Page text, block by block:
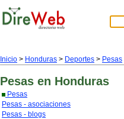
Inicio > Honduras > Deportes > Pesas
Pesas en Honduras
Pesas
Pesas - asociaciones
Pesas - blogs